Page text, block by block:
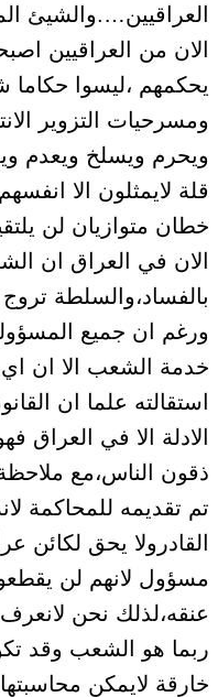
العراقيين….والشيئ
الان من العراقيين
يحكمهم ،ليسوا حكاما
ومسرحيات التزوير
ويحرم ويسلخ ويعدم
قلة لايمثلون الا
خطان متوازيان لن
الان في العراق ان
بالفساد،والسلطة
ورغم ان جميع
خدمة الشعب الا ان
استقالته علما ان
الادلة الا في العراق
ذقون الناس،مع
تم تقديمه للمحاكمة
القادرولا يحق لكائن
مسؤول لانهم لن
عنقه،لذلك نحن
ربما هو الشعب وقد
خارقة لايمكن